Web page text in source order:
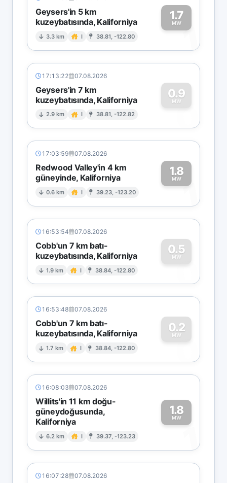
Geysers'in 5 km
kuzeybatısında, Kaliforniya
3.3 km I 38.81, -122.80
1.7
MW1
17:13:22 07.08.2026
Geysers'in 7 km
kuzeybatısında, Kaliforniya
2.9 km I 38.81, -122.82
0.9
MW
0
17:03:59 07.08.2026
Redwood Valley'in 4 km
güneyinde, Kaliforniya
0.6 km I 39.23, -123.20
1.8
MW1
16:53:54 07.08.2026
Cobb'un 7 km batı-
kuzeybatısında, Kaliforniya
1.9 km I 38.84, -122.80
0.5
MW
0
16:53:48 07.08.2026
Cobb'un 7 km batı-
kuzeybatısında, Kaliforniya
1.7 km I 38.84, -122.80
0.2
MW
0
16:08:03 07.08.2026
Willits'in 11 km doğu-
güneydoğusunda,
Kaliforniya
6.2 km I 39.37, -123.23
1.8
MW
1
16:07:28 07.08.2026